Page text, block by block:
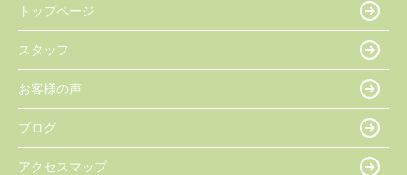
トップページ
スタッフ
お客様の声
ブログ
アクセスマップ